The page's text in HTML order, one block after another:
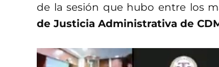
de la sesión que hubo entre los
de Justicia Administrativa de